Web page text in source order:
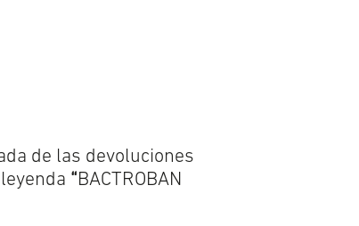
de las devoluciones
“BACTROBAN